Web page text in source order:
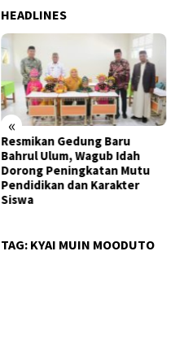
HEADLINES
«
Resmikan Gedung Baru
Bahrul Ulum, Wagub Idah
Dorong Peningkatan Mutu
Pendidikan dan Karakter
Siswa
TAG: KYAI MUIN MOODUTO